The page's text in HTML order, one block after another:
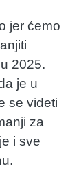
jer ćemo
2025.
je u
se videti
za
i sve